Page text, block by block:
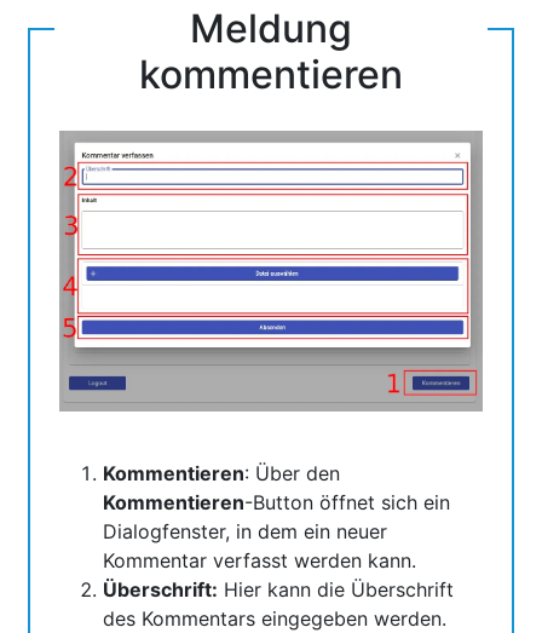
Meldung
kommentieren
Kommentieren: Über den
Kommentieren-Button öffnet sich ein
Dialogfenster, in dem ein neuer
Kommentar verfasst werden kann.
Überschrift: Hier kann die Überschrift
des Kommentars eingegeben werden.